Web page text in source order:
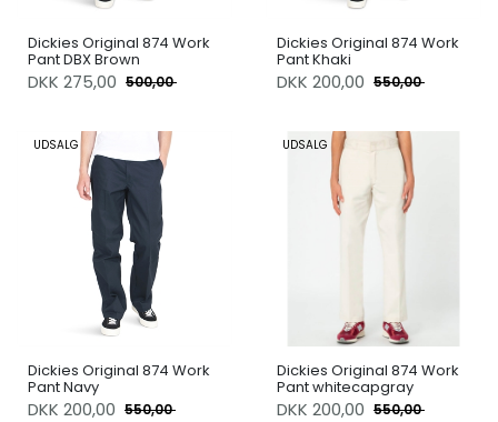
Dickies Original 874 Work
Pant DBX Brown
DKK 275,00 500,00
Dickies Original 874 Work
Pant Khaki
DKK 200,00 550,00
UDSALG
Dickies Original 874 Work
Pant Navy
DKK 200,00 550,00
UDSALG
Dickies Original 874 Work
Pant whitecapgray
DKK 200,00 550,00